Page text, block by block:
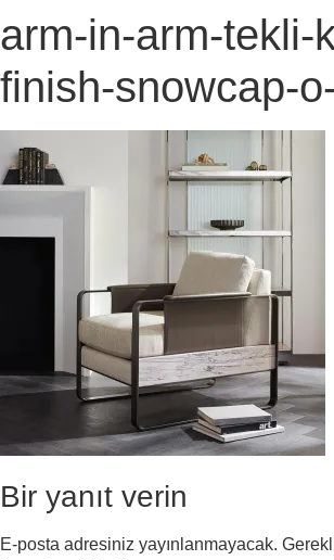
arm-in-arm-tekli-
finish-snowcap-
Bir yanıt verin
E-posta adresiniz yayınlanmayacak.